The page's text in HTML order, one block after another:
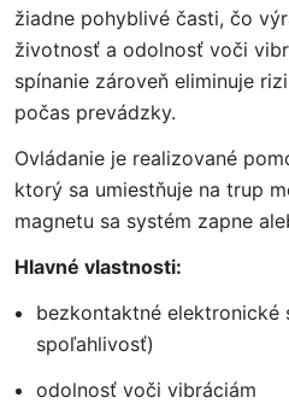
žiadne pohyblivé časti, čo
životnosť a odolnosť voči
spínanie zároveň eliminuje
počas prevádzky.
Ovládanie je realizované
ktorý sa umiestňuje na trup
magnetu sa systém zapne
Hlavné vlastnosti:
bezkontaktné elektronické
spoľahlivosť)
odolnosť voči vibráciám